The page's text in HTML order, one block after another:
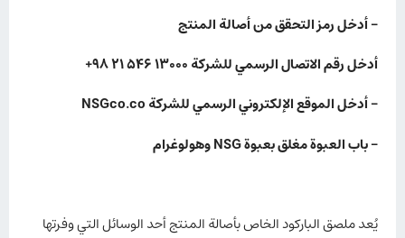
– أدخل رمز التحقق من أصالة المنتج
أدخل رقم الاتصال الرسمي للشركة 13000 546 21 98+
– أدخل الموقع الإلكتروني الرسمي للشركة NSGco.co
– باب العبوة مغلق بعبوة NSG وهولوغرام
يُعد ملصق الباركود الخاص بأصالة المنتج أحد الوسائل التي وفرتها